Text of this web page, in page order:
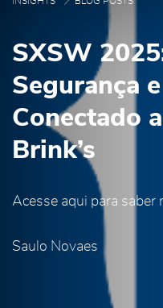
SXSW
Segurança
Conectado
Brink’s
Acesse aqui para saber
Saulo Novaes